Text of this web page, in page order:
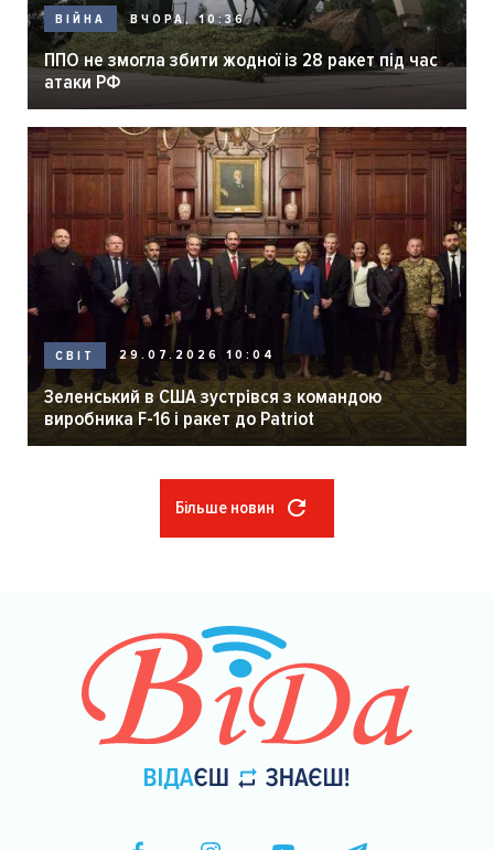
ВІЙНА ВЧОРА, 10:36
ППО не змогла збити жодної із 28 ракет під час
атаки РФ
СВІТ 29.07.2026 10:04
Зеленський в США зустрівся з командою
виробника F-16 і ракет до Patriot
Більше новин